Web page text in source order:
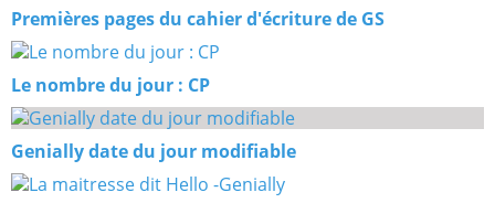
Premières pages du cahier d'écriture de GS
Le nombre du jour : CP
Genially date du jour modifiable